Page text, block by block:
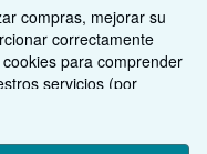
compras, mejorar su
correctamente
para comprender
servicios (por
poder realizar mejoras.
anuncios y medir el